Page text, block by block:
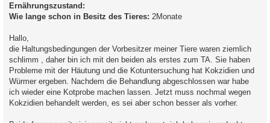
Ernährungszustand:
Wie lange schon in Besitz des Tieres: 2Monate
Hallo,
die Haltungsbedingungen der Vorbesitzer meiner Tiere waren ziemlich
schlimm , daher bin ich mit den beiden als erstes zum TA. Sie haben
Probleme mit der Häutung und die Kotuntersuchung hat Kokzidien und
Würmer ergeben. Nachdem die Behandlung abgeschlossen war habe
ich wieder eine Kotprobe machen lassen. Jetzt muss nochmal wegen
Kokzidien behandelt werden, es sei aber schon besser als vorher.